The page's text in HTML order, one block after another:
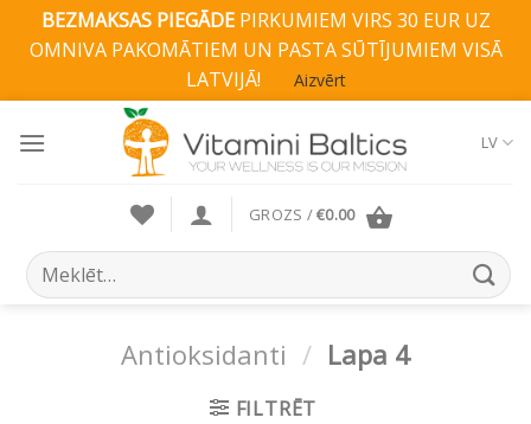
BEZMAKSAS PIEGĀDEPIRKUMIEM VIRS 30 EUR UZ
OMNIVA PAKOMĀTIEM UN PASTA SŪTĪJUMIEM VISĀ
LATVIJĀ!
Aizvērt
LV
GROZS /€0.00
Search
for:
Antioksidanti / Lapa 4
FILTRĒT